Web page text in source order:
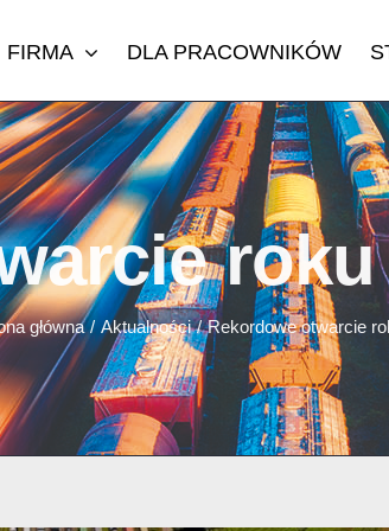
FIRMA DLA PRACOWNIKÓW
roku
główna / Aktualności / Rekordowe otwarcie